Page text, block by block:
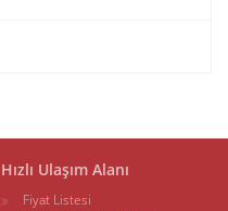
Hızlı Ulaşım Alanı
Fiyat Listesi